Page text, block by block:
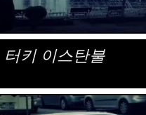
터키 이스탄불